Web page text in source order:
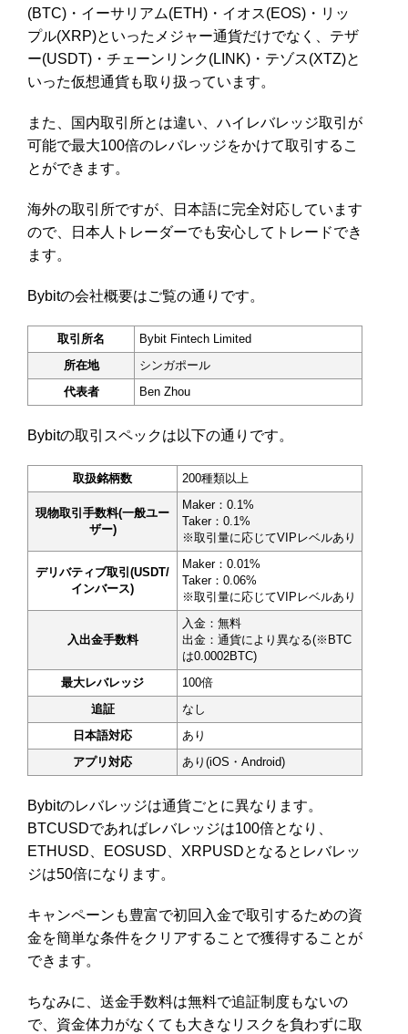
(BTC)・イーサリアム(ETH)・イオス(EOS)・リッ
プル(XRP)といったメジャー通貨だけでなく、テザ
ー(USDT)・チェーンリンク(LINK)・テゾス(XTZ)と
いった仮想通貨も取り扱っています。
また、国内取引所とは違い、ハイレバレッジ取引が
可能で最大100倍のレバレッジをかけて取引するこ
とができます。
海外の取引所ですが、日本語に完全対応しています
ので、日本人トレーダーでも安心してトレードでき
ます。
Bybitの会社概要はご覧の通りです。
取引所名
Bybit Fintech Limited
所在地
シンガポール
代表者
Ben Zhou
Bybitの取引スペックは以下の通りです。
取扱銘柄数 200種類以上
現物取引手数料(一般ユー
ザー)
Maker：0.1%
Taker：0.1%
※取引量に応じてVIPレベルあり
デリバティブ取引(USDT/
インバース)
Maker：0.01%
Taker：0.06%
※取引量に応じてVIPレベルあり
入出金手数料
入金：無料
出金：通貨により異なる(※BTC
は0.0002BTC)
最大レバレッジ
100倍
追証
なし
日本語対応
あり
アプリ対応
あり(iOS・Android)
Bybitのレバレッジは通貨ごとに異なります。
BTCUSDであればレバレッジは100倍となり、
ETHUSD、EOSUSD、XRPUSDとなるとレバレッ
ジは50倍になります。
キャンペーンも豊富で初回入金で取引するための資
金を簡単な条件をクリアすることで獲得することが
できます。
ちなみに、送金手数料は無料で追証制度もないの
で、資金体力がなくても大きなリスクを負わずに取